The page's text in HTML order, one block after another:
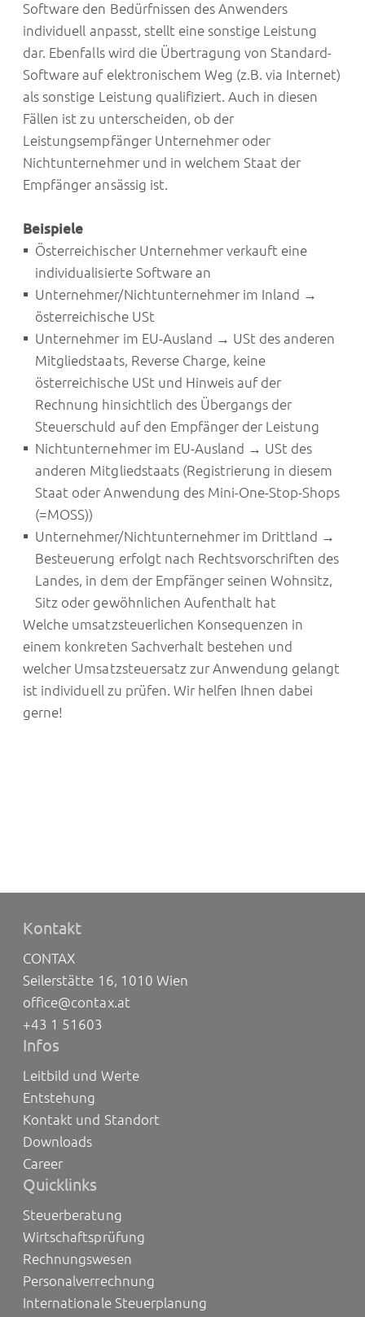
Software den Bedürfnissen des Anwenders
individuell anpasst, stellt eine sonstige Leistung
dar. Ebenfalls wird die Übertragung von Standard-
Software auf elektronischem Weg (z.B. via Internet)
als sonstige Leistung qualifiziert. Auch in diesen
Fällen ist zu unterscheiden, ob der
Leistungsempfänger Unternehmer oder
Nichtunternehmer und in welchem Staat der
Empfänger ansässig ist.
Beispiele
Österreichischer Unternehmer verkauft eine
individualisierte Software an
Unternehmer/Nichtunternehmer im Inland →
österreichische USt
Unternehmer im EU-Ausland → USt des anderen
Mitgliedstaats, Reverse Charge, keine
österreichische USt und Hinweis auf der
Rechnung hinsichtlich des Übergangs der
Steuerschuld auf den Empfänger der Leistung
Nichtunternehmer im EU-Ausland → USt des
anderen Mitgliedstaats (Registrierung in diesem
Staat oder Anwendung des Mini-One-Stop-Shops
(=MOSS))
Unternehmer/Nichtunternehmer im Drittland →
Besteuerung erfolgt nach Rechtsvorschriften des
Landes, in dem der Empfänger seinen Wohnsitz,
Sitz oder gewöhnlichen Aufenthalt hat
Welche umsatzsteuerlichen Konsequenzen in
einem konkreten Sachverhalt bestehen und
welcher Umsatzsteuersatz zur Anwendung gelangt
ist individuell zu prüfen. Wir helfen Ihnen dabei
gerne!
Kontakt
CONTAX
Seilerstätte 16, 1010 Wien
office@contax.at
+43 1 51603
Infos
Leitbild und Werte
Entstehung
Kontakt und Standort
Downloads
Career
Quicklinks
Steuerberatung
Wirtschaftsprüfung
Rechnungswesen
Personalverrechnung
Internationale Steuerplanung